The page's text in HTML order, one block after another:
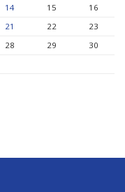
14 15
16
21 22
23
28 29
30